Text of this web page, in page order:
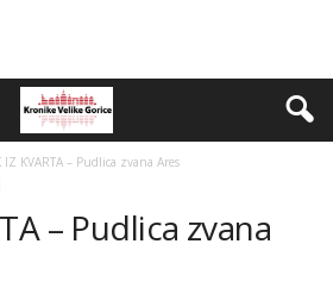
IZ KVARTA – Pudlica zvana Ares
– Pudlica zvana